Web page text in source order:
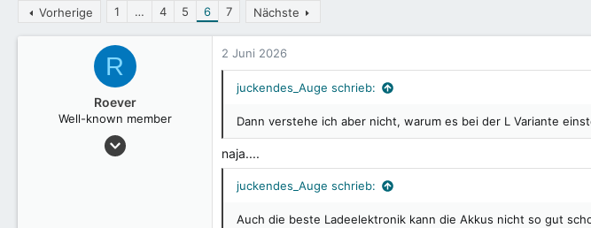
l
l
a
m
Vorherige 1 … 4 5 6 7 Nächste
R
Roever
Well-known member
2 Juni 2026
juckendes_Auge schrieb:
Dann verstehe ich aber nicht, warum es bei der L Variante
naja....
juckendes_Auge schrieb:
Auch die beste Ladeelektronik kann die Akkus nicht so gut